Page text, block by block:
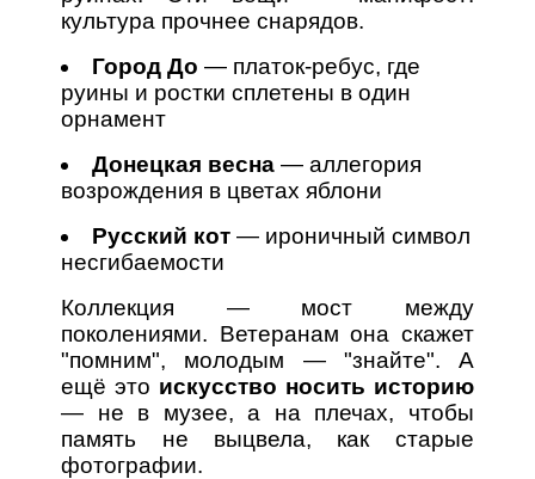
культура прочнее снарядов.
Город До — платок-ребус, где
руины и ростки сплетены в один
орнамент
Донецкая весна — аллегория
возрождения в цветах яблони
Русский кот — ироничный символ
несгибаемости
Коллекция — мост между
поколениями. Ветеранам она скажет
"помним", молодым — "знайте". А
ещё это искусство носить историю
— не в музее, а на плечах, чтобы
память не выцвела, как старые
фотографии.